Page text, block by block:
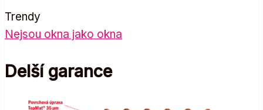
Trendy
Nejsou okna jako okna
Delší garance